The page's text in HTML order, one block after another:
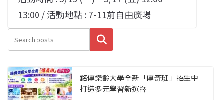
13:00 / 活動地點 : 7-11前自由廣場
搜尋
銘傳樂齡大學全新「傳奇班」招生中
打造多元學習新選擇